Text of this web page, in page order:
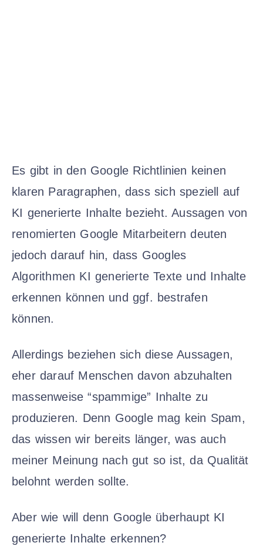
Es gibt in den Google Richtlinien keinen
klaren Paragraphen, dass sich speziell auf
KI generierte Inhalte bezieht. Aussagen von
renomierten Google Mitarbeitern deuten
jedoch darauf hin, dass Googles
Algorithmen KI generierte Texte und Inhalte
erkennen können und ggf. bestrafen
können.
Allerdings beziehen sich diese Aussagen,
eher darauf Menschen davon abzuhalten
massenweise “spammige” Inhalte zu
produzieren. Denn Google mag kein Spam,
das wissen wir bereits länger, was auch
meiner Meinung nach gut so ist, da Qualität
belohnt werden sollte.
Aber wie will denn Google überhaupt KI
generierte Inhalte erkennen?